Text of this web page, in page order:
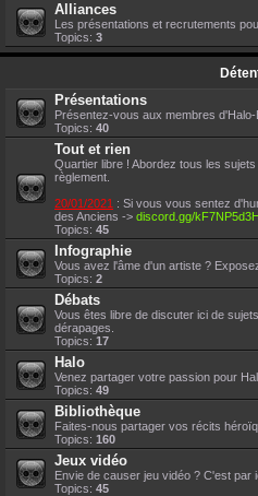
Alliances
Les présentations et recrutements
Topics: 3
Présentations
Présentez-vous aux membres d'Halo-
Topics: 40
Tout et rien
Quartier libre ! Abordez tous les
règlement.
20/01/2021 : Si vous vous sentez
des Anciens -> discord.gg/
Topics: 45
Infographie
Vous avez l'âme d'un artiste ?
Topics: 2
Débats
Vous êtes libre de discuter ici de
dérapages.
Topics: 17
Halo
Venez partager votre passion pour
Topics: 49
Bibliothèque
Faites-nous partager vos récits
Topics: 160
Jeux vidéo
Envie de causer jeu vidéo ? C'est par
Topics: 45